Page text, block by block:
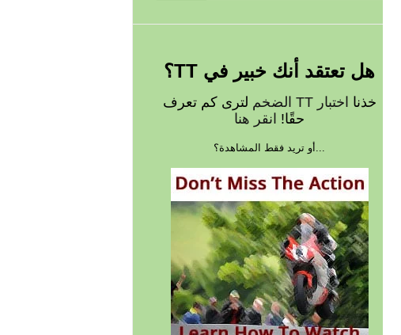
هل تعتقد أنك خبير في TT؟
خذنا اختبار TT الضخم
لترى كم تعرف
حقًا! انقر هنا
...أو تريد فقط المشاهدة؟